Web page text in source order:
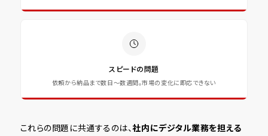
スピードの問題
依頼から納品まで数日〜数週間。市場の変化に即応できない
これらの問題に共通するのは、社内にデジタル業務を担える